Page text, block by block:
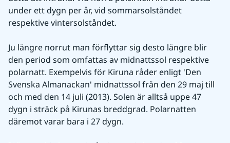
under ett dygn per år, vid sommarsolståndet
respektive vintersolståndet.
Ju längre norrut man förflyttar sig desto längre blir
den period som omfattas av midnattssol respektive
polarnatt. Exempelvis för Kiruna råder enligt 'Den
Svenska Almanackan' midnattssol från den 29 maj till
och med den 14 juli (2013). Solen är alltså uppe 47
dygn i sträck på Kirunas breddgrad. Polarnatten
däremot varar bara i 27 dygn.